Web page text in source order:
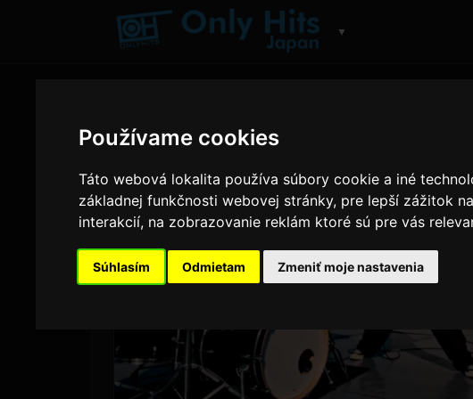
Používame cookies
Táto webová lokalita používa súbory cookie a iné
základnej funkčnosti webovej stránky, pre lepší zážitok
interakcií, na zobrazovanie reklám ktoré sú pre vás
Súhlasím Odmietam Zmeniť moje nastavenia
▼